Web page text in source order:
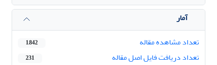
آمار
تعداد مشاهده مقاله
1,842
تعداد دریافت فایل اصل مقاله 231